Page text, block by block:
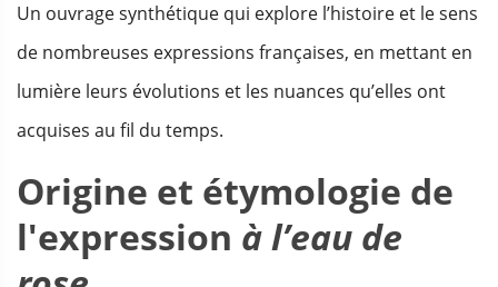
Un ouvrage synthétique qui explore l’histoire et le sens
de nombreuses expressions françaises, en mettant en
lumière leurs évolutions et les nuances qu’elles ont
acquises au fil du temps.
Origine et étymologie de
l'expression à l’eau de